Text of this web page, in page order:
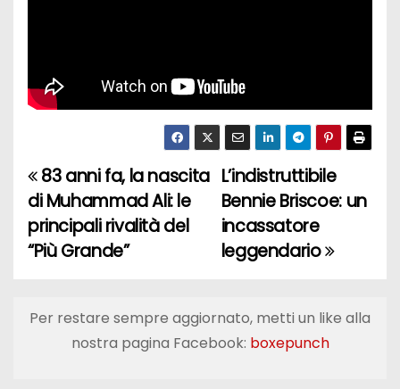
N
a
v
g
L’indistruttibile
Bennie Briscoe: un
incassatore
leggendario
83 anni fa, la nascita
di Muhammad Ali: le
principali rivalità del
“Più Grande”
Per restare sempre aggiornato, metti un like alla
nostra pagina Facebook: boxepunch